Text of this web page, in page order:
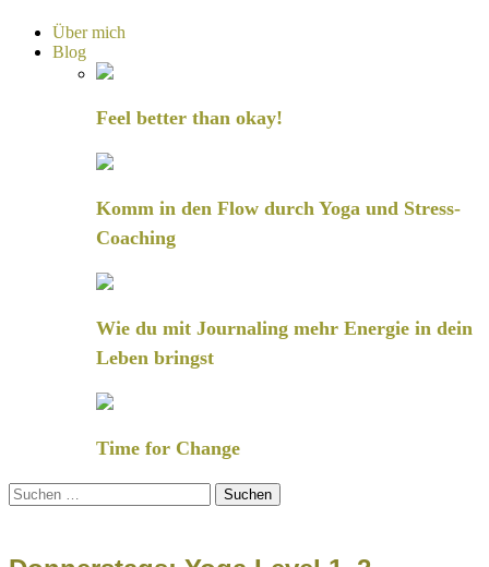
Über mich
Blog
Feel better than okay!
Komm in den Flow durch Yoga und Stress-
Coaching
Wie du mit Journaling mehr Energie in dein
Leben bringst
Time for Change
Suchen
nach: